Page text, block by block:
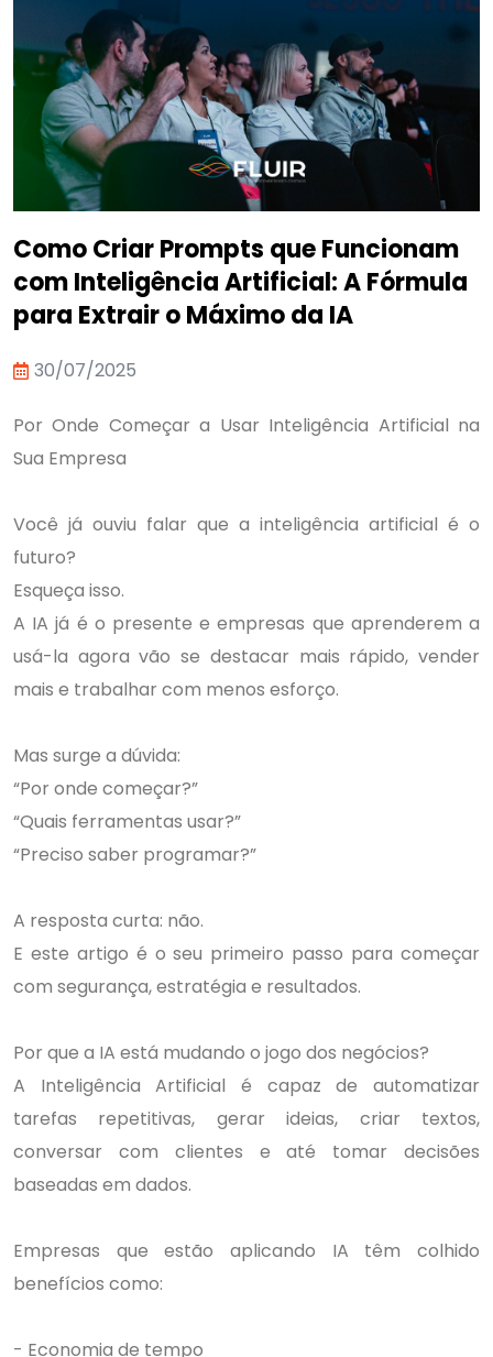
Como Criar Prompts que Funcionam
com Inteligência Artificial: A Fórmula
para Extrair o Máximo da IA
30/07/2025
Por Onde Começar a Usar Inteligência Artificial na
Sua Empresa
Você já ouviu falar que a inteligência artificial é o
futuro?
Esqueça isso.
A IA já é o presente e empresas que aprenderem a
usá-la agora vão se destacar mais rápido, vender
mais e trabalhar com menos esforço.
Mas surge a dúvida:
“Por onde começar?”
“Quais ferramentas usar?”
“Preciso saber programar?”
A resposta curta: não.
E este artigo é o seu primeiro passo para começar
com segurança, estratégia e resultados.
Por que a IA está mudando o jogo dos negócios?
A Inteligência Artificial é capaz de automatizar
tarefas repetitivas, gerar ideias, criar textos,
conversar com clientes e até tomar decisões
baseadas em dados.
Empresas que estão aplicando IA têm colhido
benefícios como:
- Economia de tempo